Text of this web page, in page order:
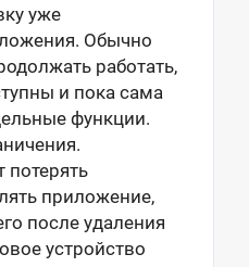
уже
Обычно
работать,
и пока сама
функции.
потерять
приложение,
после удаления
устройство